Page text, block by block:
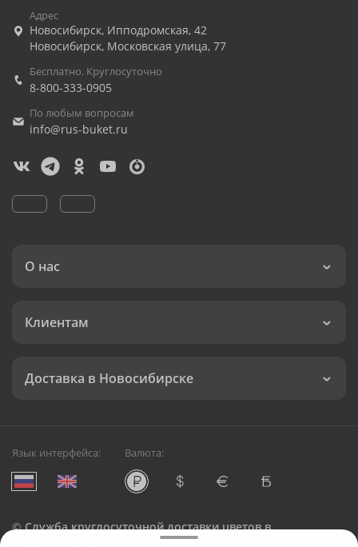
Адрес
Новосибирск, Ипподромская, 42
Новосибирск, Московская улица, 77
Бесплатно. Круглосуточно
8-800-333-0905
По любым вопросам
info@rus-buket.ru
О нас
Клиентам
Доставка в Новосибирске
Язык интерфейса: Валюта:
©Служба круглосуточной доставки цветов в